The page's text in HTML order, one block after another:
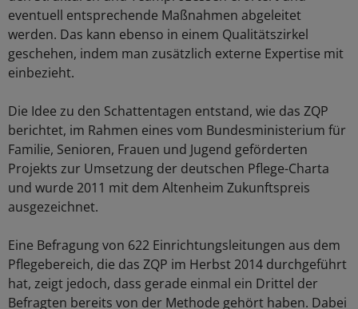
eventuell entsprechende Maßnahmen abgeleitet
werden. Das kann ebenso in einem Qualitätszirkel
geschehen, indem man zusätzlich externe Expertise mit
einbezieht.
Die Idee zu den Schattentagen entstand, wie das ZQP
berichtet, im Rahmen eines vom Bundesministerium für
Familie, Senioren, Frauen und Jugend geförderten
Projekts zur Umsetzung der deutschen Pflege-Charta
und wurde 2011 mit dem Altenheim Zukunftspreis
ausgezeichnet.
Eine Befragung von 622 Einrichtungsleitungen aus dem
Pflegebereich, die das ZQP im Herbst 2014 durchgeführt
hat, zeigt jedoch, dass gerade einmal ein Drittel der
Befragten bereits von der Methode gehört haben. Dabei